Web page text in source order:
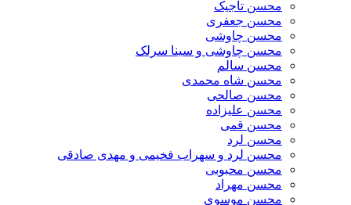
محسن تاجیک
محسن جعفری
محسن چاوشی
محسن چاوشی و سینا سرلک
محسن سالم
محسن شاه محمدی
محسن صالحی
محسن علیزاده
محسن قمی
محسن لرد
محسن لرد و سهراب فخیمی و مهدی صادقی
محسن محبوبی
محسن مهراد
محسن موسوی